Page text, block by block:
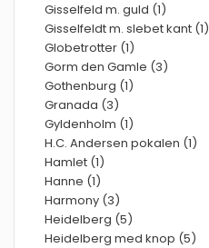
Gisselfeld m. guld (1)
Gisselfeldt m. slebet kant (1)
Globetrotter (1)
Gorm den Gamle (3)
Gothenburg (1)
Granada (3)
Gyldenholm (1)
H.C. Andersen pokalen (1)
Hamlet (1)
Hanne (1)
Harmony (3)
Heidelberg (5)
Heidelberg med knop (5)